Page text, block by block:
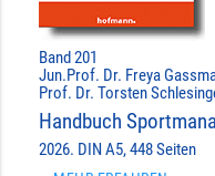
Band 201
Jun.Prof. Dr. Freya
Prof. Dr. Torsten
Handbuch
2026. DIN A5, 448 Seiten